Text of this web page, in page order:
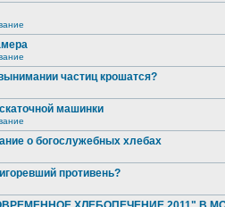
частиц крошатся?
машинки
о богослужебных хлебах
противень?